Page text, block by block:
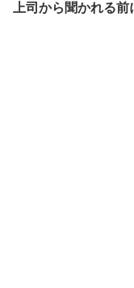
上司から聞かれる